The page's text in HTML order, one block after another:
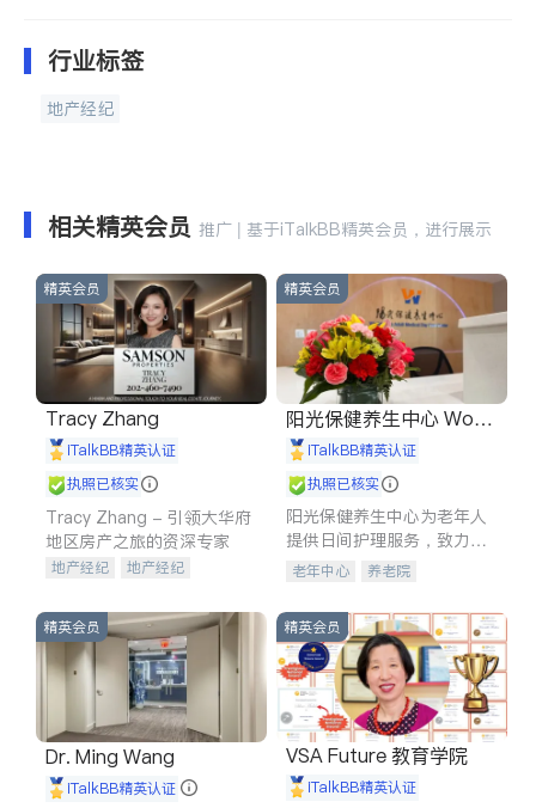
行业标签
地产经纪
相关精英会员 推广 | 基于iTalkBB精英会员，进行展示
精英会员
Tracy Zhang
iTalkBB精英认证
执照已核实
Tracy Zhang - 引领大华府
地区房产之旅的资深专家
地产经纪
地产经纪
商铺租售
开发商建商
精英会员
阳光保健养生中心 World
shine
iTalkBB精英认证
执照已核实
阳光保健养生中心为老年人
提供日间护理服务，致力于
通过持续的护理创新来有效
老年中心 养老院
精英会员
Dr. Ming Wang
iTalkBB精英认证
精英会员
VSA Future 教育学院
iTalkBB精英认证